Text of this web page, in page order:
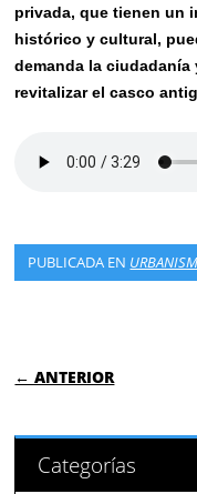
privada, que tienen un
histórico y cultural,
demanda la ciudadanía
revitalizar el casco
PUBLICADA EN
← ANTERIOR
Categorías